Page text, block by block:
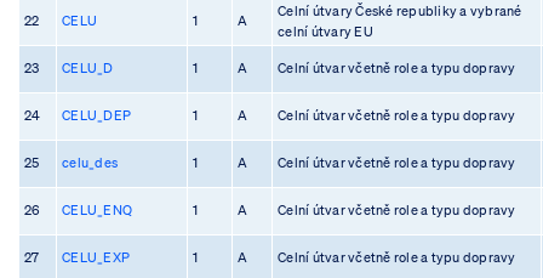
22 CELU 1 A
Celní útvary České republiky a vybrané
celní útvary EU
23 CELU_D 1 A Celní útvar včetně role a typu dopravy
24 CELU_DEP 1 A Celní útvar včetně role a typu dopravy
25 celu_des 1 A Celní útvar včetně role a typu dopravy
26 CELU_ENQ 1 A Celní útvar včetně role a typu dopravy
27 CELU_EXP 1 A Celní útvar včetně role a typu dopravy